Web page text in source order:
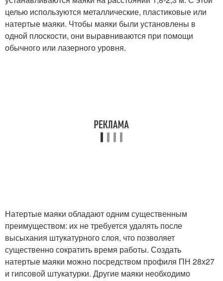
целью используются металлические, пластиковые или
натертые маяки. Чтобы маяки были установлены в
одной плоскости, они выравниваются при помощи
обычного или лазерного уровня.
Натертые маяки обладают одним существенным
преимуществом: их не требуется удалять после
высыхания штукатурного слоя, что позволяет
существенно сократить время работы. Создать
натертые маяки можно посредством профиля ПН 28х27
и гипсовой штукатурки. Другие маяки необходимо